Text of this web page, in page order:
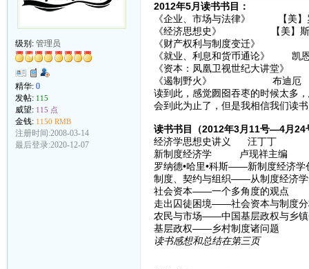
级别: 管理员
精华: 0
发帖: 115
威望: 115 点
金钱: 1150 RMB
注册时间:2008-03-14
最后登录:2020-12-07
2012年5月读书书目：
《企业、市场与法律》 【美】
《经济思想史》 【美】斯坦
《财产权利与制度变迁》
《就业、利息和货币通论》 凯
《资本：凤凰卫视世纪
《遏制野火》 布迪厄
读到此，感觉囫囵吞枣的时候太多
会到此为止了，但是我相信我们读
读书书目（2012年3月11号—4月24
经济学思想史讲义 汪丁丁
新制度经济学 卢现祥主编
罗纳德•哈里•科斯——新制度经济
制度、契约与组织——从制度经济
社会资本——一个多角度的观点
走出囚徒困境——社会资本与制度
农民与市场——中国基层政权与
基层政权——乡村制度诸问
读书感想和总结在第三页